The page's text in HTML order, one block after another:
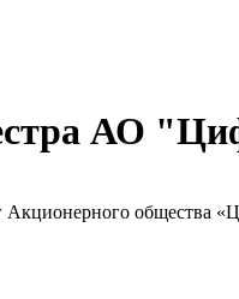
АО
Акционерного общества